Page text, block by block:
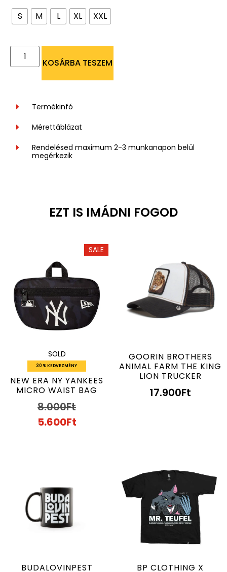
S M L XL XXL
KOSÁRBA TESZEM
Termékinfó
Mérettáblázat
Rendelésed maximum 2-3 munkanapon belül
megérkezik
EZT IS IMÁDNI FOGOD
SALE
SOLD
30 % KEDVEZMÉNY
NEW ERA NY YANKEES
MICRO WAIST BAG
8.000Ft
5.600Ft
GOORIN BROTHERS
ANIMAL FARM THE KING
LION TRUCKER
17.900Ft
BUDALOVINPEST
BP CLOTHING X